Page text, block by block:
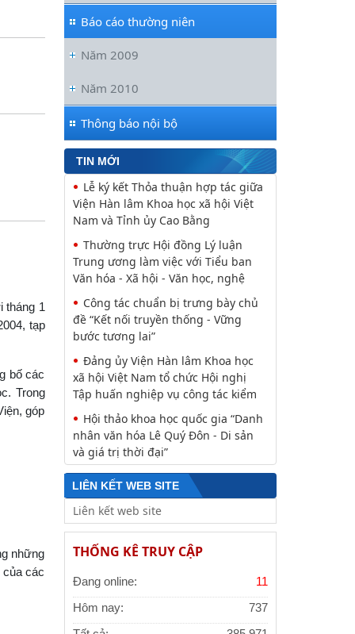
tháng 1
tạp
bố các
Trong
góp
những
các
Báo cáo thường niên
Năm 2009
Năm 2010
Thông báo nội bộ
TIN MỚI
chính quốc gia Lào ký Thỏa
Nguyễn Huy Thiệp: Thiên nhiên
linh (Một khía cạnh của mã văn hóa
Viện Văn học đồng chủ trì buổi Lễ
khai mạc trưng bày “Kết nối truyền
thống, vững bước tương lai”
Khai mạc trưng bày “Kết nối
truyền thống, Vững bước tương lai”
Lễ ký kết Thỏa thuận hợp tác giữa
Viện Hàn lâm Khoa học xã hội Việt
Nam và Tỉnh ủy Cao Bằng
Thường trực Hội đồng Lý luận
Trung ương làm việc với Tiểu ban
Văn hóa - Xã hội - Văn học, nghệ
Công tác chuẩn bị trưng bày chủ
đề “Kết nối truyền thống - Vững
bước tương lai”
Đảng ủy Viện Hàn lâm Khoa học
xã hội Việt Nam tổ chức Hội nghị
Tập huấn nghiệp vụ công tác kiểm
Hội thảo khoa học quốc gia “Danh
nhân văn hóa Lê Quý Đôn - Di sản
và giá trị thời đại”
LIÊN KẾT WEB SITE
THỐNG KÊ TRUY CẬP
Đang online: 11
Hôm nay: 737